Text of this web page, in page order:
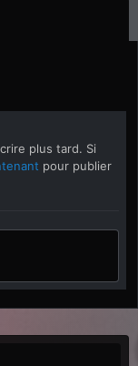
plus tard. Si
pour publier